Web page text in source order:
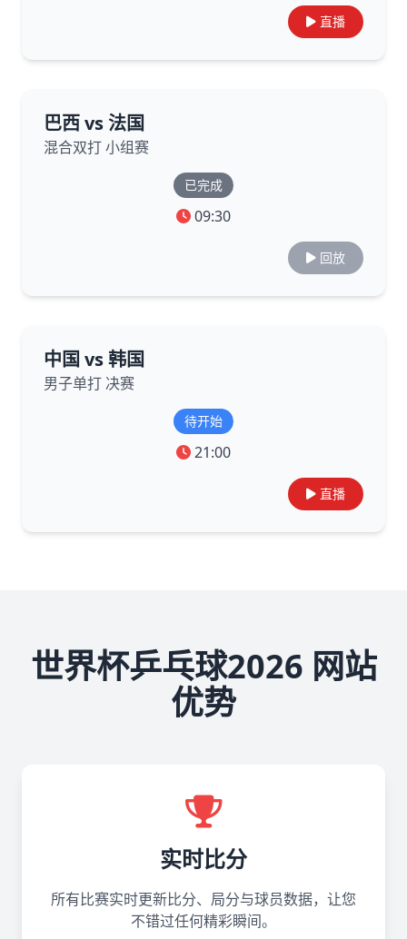
直播
巴西 vs 法国
混合双打 小组赛
已完成
09:30
回放
中国 vs 韩国
男子单打 决赛
待开始
21:00
直播
世界杯乒乓球2026 网站
优势
实时比分
所有比赛实时更新比分、局分与球员数据，让您
不错过任何精彩瞬间。